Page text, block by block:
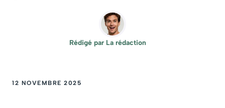
Rédigé par La rédaction
12 NOVEMBRE 2025